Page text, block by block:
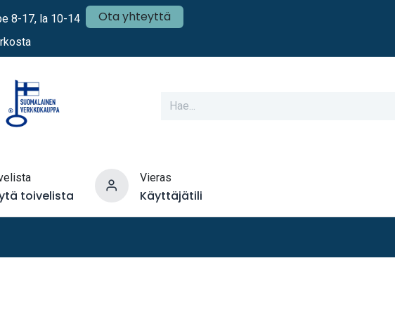
8-17, la 10-14 Ota yhteyttä
toivelista
Vieras
Käyttäjätili